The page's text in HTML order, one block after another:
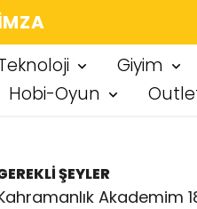
Giyim
Hobi-Oyun
ŞEYLER
Akademim